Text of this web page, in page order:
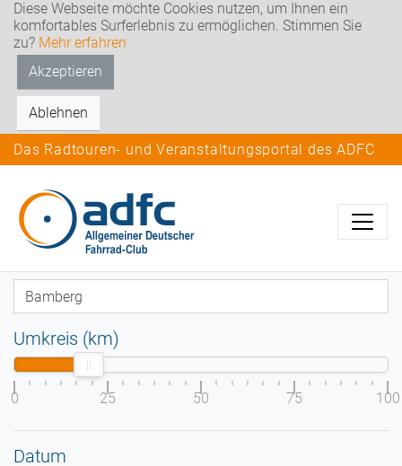
Diese Webseite möchte Cookies nutzen, um Ihnen ein
komfortables Surferlebnis zu ermöglichen. Stimmen Sie
zu? Mehr erfahren
Akzeptieren
Ablehnen
Das Radtouren- und Veranstaltungsportal des ADFC
Umkreis (km)
0 25 50 75 100
Datum